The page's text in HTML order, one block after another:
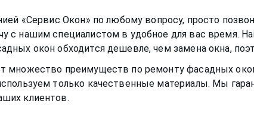
«Сервис Окон» по любому вопросу, просто
с нашим специалистом в удобное для вас время.
окон обходится дешевле, чем замена окна,
множество преимуществ по ремонту фасадных
только качественные материалы. Мы
клиентов.